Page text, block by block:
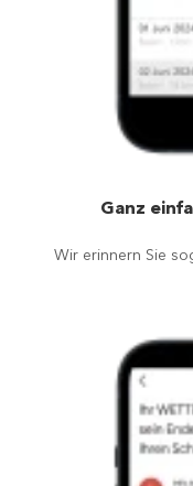
Ganz
Wir erinnern Sie